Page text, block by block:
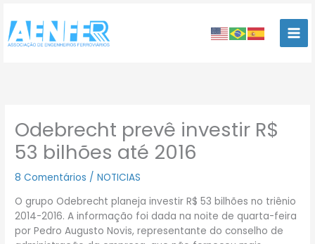
para
conteúdo
Odebrecht prevê investir R$
53 bilhões até 2016
8 Comentários /NOTICIAS
O grupo Odebrecht planeja investir R$ 53 bilhões no triênio
2014-2016. A informação foi dada na noite de quarta-feira
por Pedro Augusto Novis, representante do conselho de